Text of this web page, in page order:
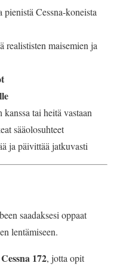
pienistä Cessna-koneista
realististen maisemien ja
tai heitä vastaan
sääolosuhteet
ja päivittää jatkuvasti
saadaksesi oppaat
lentämiseen.
Cessna 172, jotta opit